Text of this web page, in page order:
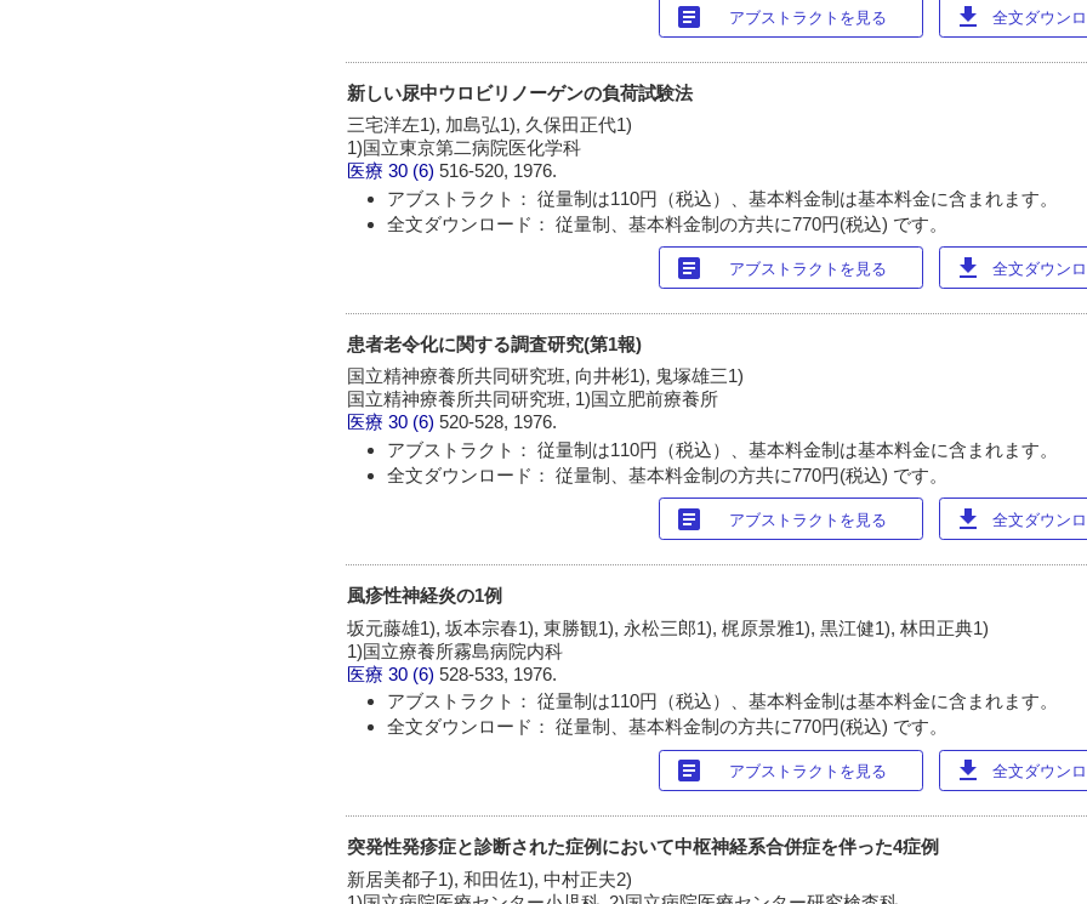
article アブストラクトを見る download 全文ダウン
新しい尿中ウロビリノーゲンの負荷試験法
三宅洋左1), 加島弘1), 久保田正代1)
1)国立東京第二病院医化学科
医療 30 (6)516-520, 1976.
アブストラクト： 従量制は110円（税込）、基本料金制は基本料金に含まれます。
全文ダウンロード： 従量制、基本料金制の方共に770円(税込) です。
article アブストラクトを見る download 全文ダウン
患者老令化に関する調査研究(第1報)
国立精神療養所共同研究班, 向井彬1), 鬼塚雄三1)
国立精神療養所共同研究班, 1)国立肥前療養所
医療 30 (6)520-528, 1976.
アブストラクト： 従量制は110円（税込）、基本料金制は基本料金に含まれます。
全文ダウンロード： 従量制、基本料金制の方共に770円(税込) です。
article アブストラクトを見る download 全文ダウン
風疹性神経炎の1例
坂元藤雄1), 坂本宗春1), 東勝観1), 永松三郎1), 梶原景雅1), 黒江健1), 林田正典1)
1)国立療養所霧島病院内科
医療 30 (6)528-533, 1976.
アブストラクト： 従量制は110円（税込）、基本料金制は基本料金に含まれます。
全文ダウンロード： 従量制、基本料金制の方共に770円(税込) です。
article アブストラクトを見る download 全文ダウン
突発性発疹症と診断された症例において中枢神経系合併症を伴った4症例
新居美都子1), 和田佐1), 中村正夫2)